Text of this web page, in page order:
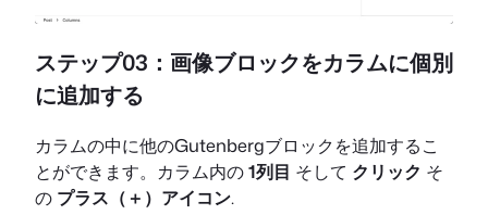
ステップ03：画像ブロックをカラムに個別
に追加する
カラムの中に他のGutenbergブロックを追加するこ
とができます。カラム内の1列目 そして クリック そ
の プラス（＋）アイコン.